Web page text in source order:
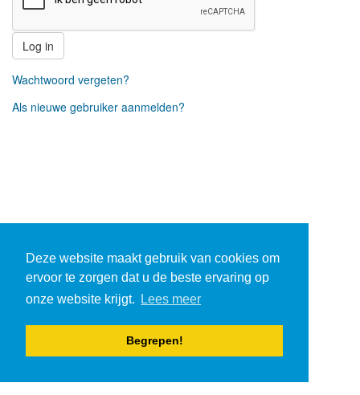
Deze website maakt gebruik van cookies om
ervoor te zorgen dat u de beste ervaring op
onze website krijgt.
Lees meer
Begrepen!
Log in
Wachtwoord vergeten?
Als nieuwe gebruiker aanmelden?